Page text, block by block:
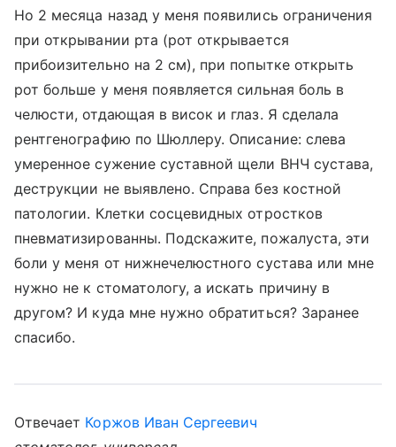
Но 2 месяца назад у меня появились ограничения
при открывании рта (рот открывается
прибоизительно на 2 см), при попытке открыть
рот больше у меня появляется сильная боль в
челюсти, отдающая в висок и глаз. Я сделала
рентгенографию по Шюллеру. Описание: слева
умеренное сужение суставной щели ВНЧ сустава,
деструкции не выявлено. Справа без костной
патологии. Клетки сосцевидных отростков
пневматизированны. Подскажите, пожалуста, эти
боли у меня от нижнечелюстного сустава или мне
нужно не к стоматологу, а искать причину в
другом? И куда мне нужно обратиться? Заранее
спасибо.
Отвечает Коржов Иван Сергеевич